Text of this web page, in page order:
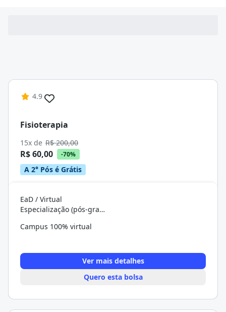
4.9
Fisioterapia
15x de R$ 200,00
R$ 60,00 -70%
A 2° Pós é Grátis
EaD / Virtual
Especialização (pós-graduação)
Campus 100% virtual
Ver mais detalhes
Quero esta bolsa